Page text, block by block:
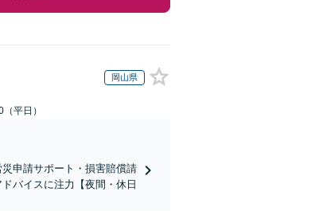
岡山県
平日）
申請サポート・損害賠償請
バイスに注力【夜間・休日